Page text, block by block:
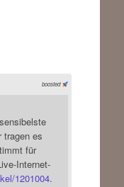
boosted
tragen es
für
Internet-
1201004.